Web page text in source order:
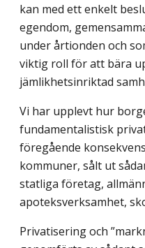
kan med ett enkelt
egendom,
under årtionden och
viktig roll för att bära
jämlikhets­inriktad
Vi har upplevt hur
fundamentalistisk
föregående
kommuner, sålt ut
statliga företag,
apoteksverksamhet,
Privatisering och